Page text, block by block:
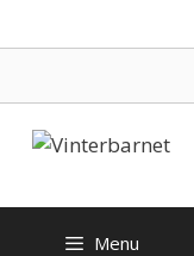
Menu